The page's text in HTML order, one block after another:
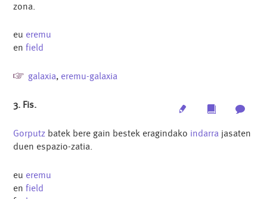
zona.
eu eremu
enfield
galaxia, eremu-galaxia
Multimedia
3. Fis.
Gorputz batek bere gain bestek eragindako indarra jasaten
duen espazio-zatia.
eu eremu
enfield